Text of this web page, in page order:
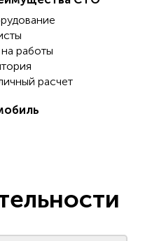
на работы
расчет